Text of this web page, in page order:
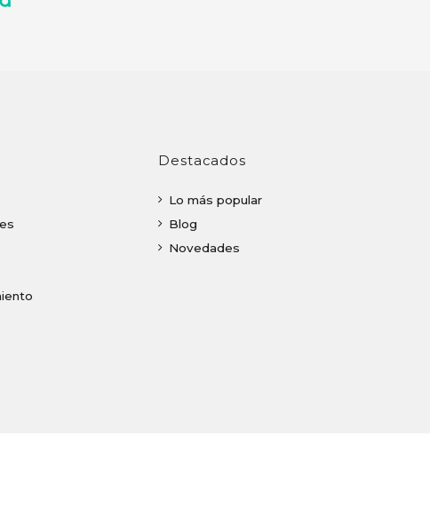
Destacados
Lo más popular
Blog
Novedades